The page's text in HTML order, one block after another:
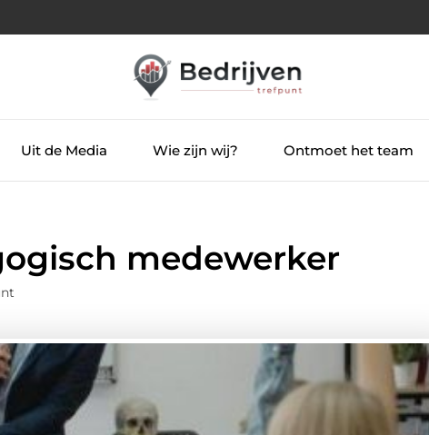
Uit de Media Wie zijn wij? Ontmoet het team
medewerker